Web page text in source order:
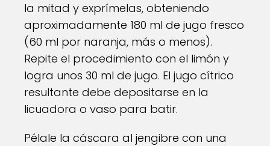
la mitad y exprímelas, obteniendo
aproximadamente 180 ml de jugo fresco
(60 ml por naranja, más o menos).
Repite el procedimiento con el limón y
logra unos 30 ml de jugo. El jugo cítrico
resultante debe depositarse en la
licuadora o vaso para batir.
Pélale la cáscara al jengibre con una